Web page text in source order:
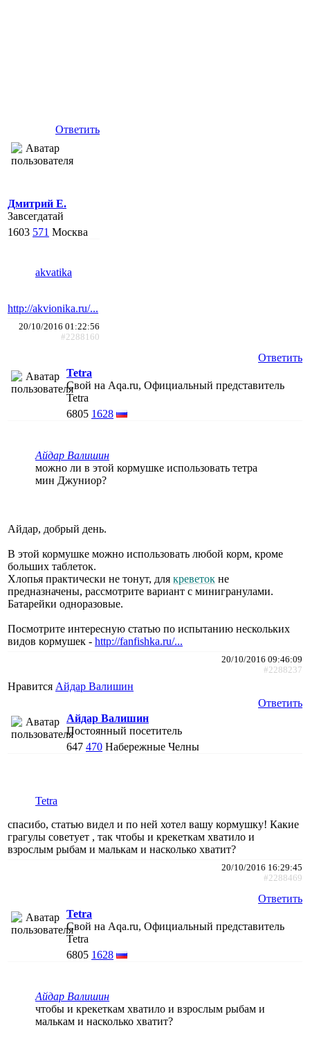
Ответить
Дмитрий Е.
Завсегдатай
1603 571 Москва
akvatika
http://akvionika.ru/...
20/10/2016 01:22:56
#2288160
Ответить
Tetra
Свой на Aqa.ru, Официальный представитель
Tetra
6805 1628
Айдар Валишин
можно ли в этой кормушке использовать тетра
мин Джуниор?
Айдар, добрый день.
В этой кормушке можно использовать любой корм, кроме
больших таблеток.
Хлопья практически не тонут, для креветок не
предназначены, рассмотрите вариант с минигранулами.
Батарейки одноразовые.
Посмотрите интересную статью по испытанию нескольких
видов кормушек - http://fanfishka.ru/...
20/10/2016 09:46:09
#2288237
Нравится Айдар Валишин
Ответить
Айдар Валишин
Постоянный посетитель
647 470 Набережные Челны
Tetra
спасибо, статью видел и по ней хотел вашу кормушку! Какие
грагулы советует , так чтобы и крекеткам хватило и
взрослым рыбам и малькам и насколько хватит?
20/10/2016 16:29:45
#2288469
Ответить
Tetra
Свой на Aqa.ru, Официальный представитель
Tetra
6805 1628
Айдар Валишин
чтобы и крекеткам хватило и взрослым рыбам и
малькам и насколько хватит?